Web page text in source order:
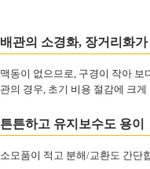
배관의 소경화, 장거리화
맥동이 없으므로, 구경이 작아
관의 경우, 초기 비용 절감에 크
튼튼하고 유지보수도 용이
소모품이 적고 분해/교환도 간단